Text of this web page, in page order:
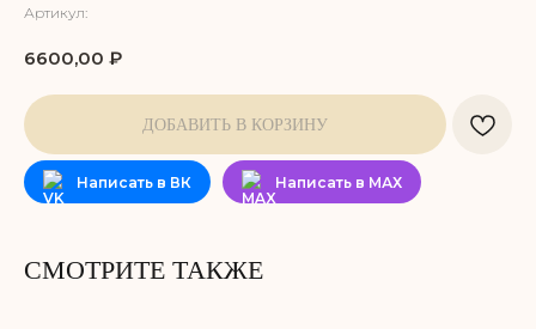
Артикул:
6600,00 ₽
ДОБАВИТЬ В КОРЗИНУ
Написать в ВК Написать в МАХ
СМОТРИТЕ ТАКЖЕ